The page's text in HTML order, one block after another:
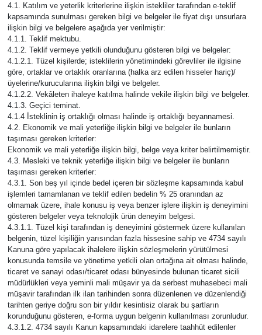
4.1. Katılım ve yeterlik kriterlerine ilişkin istekliler tarafından e-teklif
kapsamında sunulması gereken bilgi ve belgeler ile fiyat dışı unsurlara
ilişkin bilgi ve belgelere aşağıda yer verilmiştir:
4.1.1. Teklif mektubu.
4.1.2. Teklif vermeye yetkili olunduğunu gösteren bilgi ve belgeler:
4.1.2.1. Tüzel kişilerde; isteklilerin yönetimindeki görevliler ile ilgisine
göre, ortaklar ve ortaklık oranlarına (halka arz edilen hisseler hariç)/
üyelerine/kurucularına ilişkin bilgi ve belgeler.
4.1.2.2. Vekâleten ihaleye katılma halinde vekile ilişkin bilgi ve belgeler.
4.1.3. Geçici teminat.
4.1.4 İsteklinin iş ortaklığı olması halinde iş ortaklığı beyannamesi.
4.2. Ekonomik ve mali yeterliğe ilişkin bilgi ve belgeler ile bunların
taşıması gereken kriterler:
Ekonomik ve mali yeterliğe ilişkin bilgi, belge veya kriter belirtilmemiştir.
4.3. Mesleki ve teknik yeterliğe ilişkin bilgi ve belgeler ile bunların
taşıması gereken kriterler:
4.3.1. Son beş yıl içinde bedel içeren bir sözleşme kapsamında kabul
işlemleri tamamlanan ve teklif edilen bedelin % 25 oranından az
olmamak üzere, ihale konusu iş veya benzer işlere ilişkin iş deneyimini
gösteren belgeler veya teknolojik ürün deneyim belgesi.
4.3.1.1. Tüzel kişi tarafından iş deneyimini göstermek üzere kullanılan
belgenin, tüzel kişiliğin yarısından fazla hissesine sahip ve 4734 sayılı
Kanuna göre yapılacak ihalelere ilişkin sözleşmelerin yürütülmesi
konusunda temsile ve yönetime yetkili olan ortağına ait olması halinde,
ticaret ve sanayi odası/ticaret odası bünyesinde bulunan ticaret sicili
müdürlükleri veya yeminli mali müşavir ya da serbest muhasebeci mali
müşavir tarafından ilk ilan tarihinden sonra düzenlenen ve düzenlendiği
tarihten geriye doğru son bir yıldır kesintisiz olarak bu şartların
korunduğunu gösteren, e-forma uygun belgenin kullanılması zorunludur.
4.3.1.2. 4734 sayılı Kanun kapsamındaki idarelere taahhüt edilenler